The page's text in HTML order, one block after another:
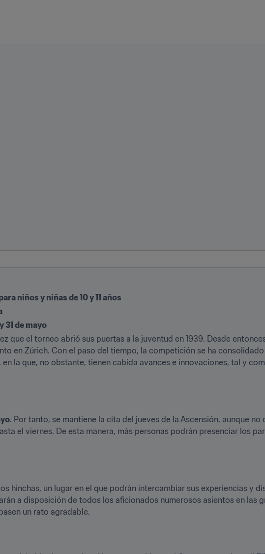
niños y niñas de 10 y 11 años
31 de mayo
que el torneo abrió sus puertas a la juventud en 1939. Desde
en Zúrich. Con el paso del tiempo, la competición se ha
la que, no obstante, tienen cabida avances e innovaciones, tal y
. Por tanto, se mantiene la cita del jueves de la Ascensión, aunque no
el viernes. De esta manera, más personas podrán presenciar los
hinchas, un lugar en el que podrán intercambiar sus experiencias y
a disposición de todos los aficionados numerosos asientos en las
un rato agradable.